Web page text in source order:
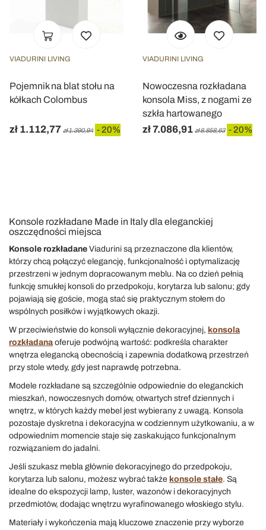
VIADURINI LIVING
Pojemnik na blat stołu na
kółkach Colombus
zł 1.112,77 zł 1.390,94 - 20%
VIADURINI LIVING
Nowoczesna rozkładana
konsola Miss, z nogami ze
szkła hartowanego
zł 7.086,91 zł 8.858,63 - 20%
Konsole rozkładane Made in Italy dla eleganckiej
oszczędności miejsca
Konsole rozkładane Viadurini są przeznaczone dla klientów,
którzy chcą połączyć elegancję, funkcjonalność i optymalizację
przestrzeni w jednym dopracowanym meblu. Na co dzień pełnią
funkcję smukłej konsoli do przedpokoju, korytarza lub salonu; gdy
pojawiają się goście, mogą stać się praktycznym stołem do
wspólnych posiłków i wyjątkowych okazji.
W przeciwieństwie do konsoli wyłącznie dekoracyjnej, konsola
rozkładana oferuje podwójną wartość: podkreśla charakter
wnętrza elegancką obecnością i zapewnia dodatkową przestrzeń
przy stole wtedy, gdy jest naprawdę potrzebna.
Modele rozkładane są szczególnie odpowiednie do eleganckich
mieszkań, nowoczesnych domów, otwartych stref dziennych i
wnętrz, w których każdy mebel jest wybierany z uwagą. Konsola
pozostaje dyskretna i dekoracyjna w codziennym użytkowaniu, a w
odpowiednim momencie staje się zaskakująco funkcjonalnym
rozwiązaniem do jadalni.
Jeśli szukasz mebla głównie dekoracyjnego do przedpokoju,
korytarza lub salonu, możesz wybrać także konsole stałe. Są
idealne do ekspozycji lamp, luster, wazonów i dekoracyjnych
przedmiotów, dodając wnętrzu wyrafinowanego włoskiego stylu.
Materiały i wykończenia mają kluczowe znaczenie przy wyborze